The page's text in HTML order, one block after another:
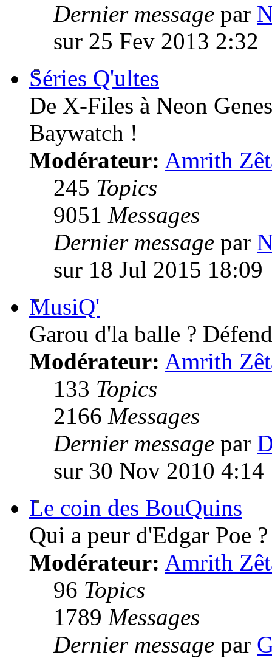
Dernier message par
sur 25 Fev 2013 2:32
Séries Q'ultes
De X-Files à Neon
Baywatch !
Modérateur: Amrith
245 Topics
9051 Messages
Dernier message par
sur 18 Jul 2015 18:09
MusiQ'
Garou d'la balle ?
Modérateur: Amrith
133 Topics
2166 Messages
Dernier message par
sur 30 Nov 2010 4:14
Le coin des BouQuins
Qui a peur d'Edgar Poe ?
Modérateur: Amrith
96 Topics
1789 Messages
Dernier message par